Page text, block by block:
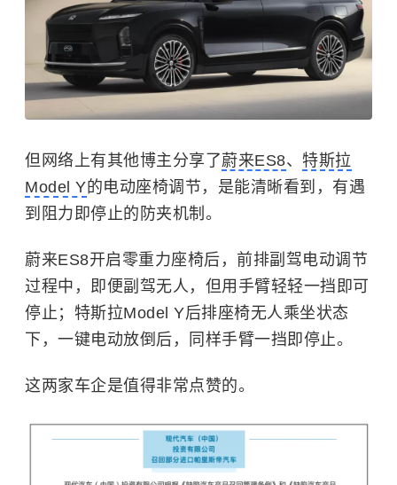
但网络上有其他博主分享了蔚来ES8、 特斯拉
Model Y的电动座椅调节，是能清晰看到，有遇
到阻力即停止的防夹机制。
蔚来ES8开启零重力座椅后，前排副驾电动调节
过程中，即便副驾无人，但用手臂轻轻一挡即可
停止；特斯拉Model Y后排座椅无人乘坐状态
下，一键电动放倒后，同样手臂一挡即停止。
这两家车企是值得非常点赞的。